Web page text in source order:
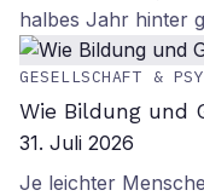
halbes Jahr hinter
GESELLSCHAFT &
Wie Bildung und
31. Juli 2026
Je leichter